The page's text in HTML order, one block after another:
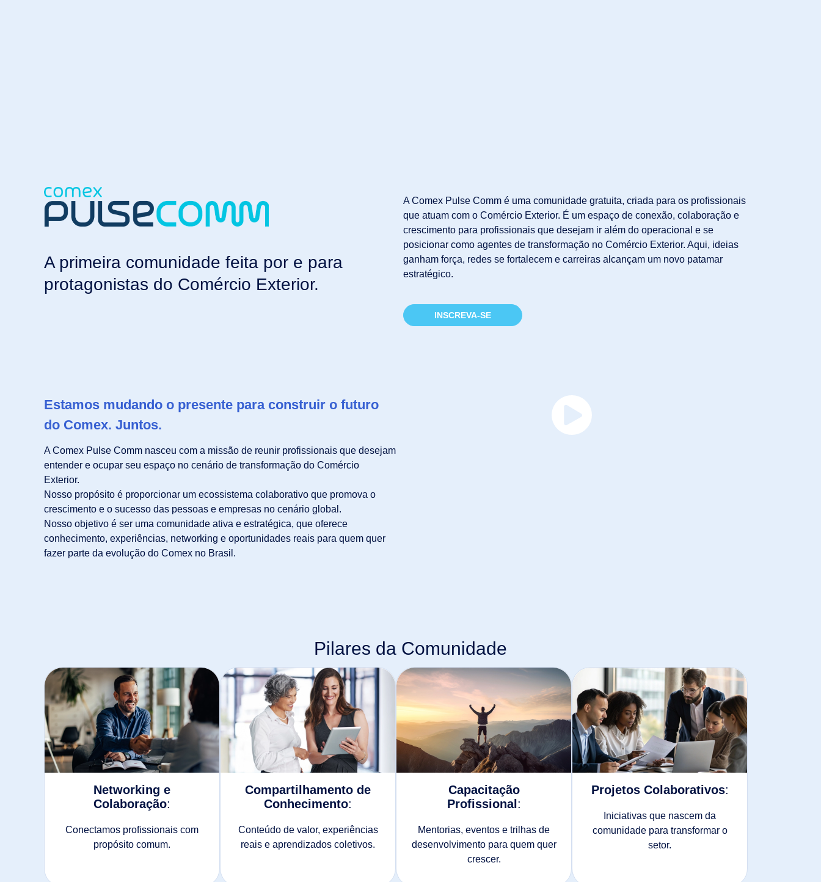
A primeira comunidade feita por e para
protagonistas do Comércio Exterior.
A Comex Pulse Comm é uma comunidade gratuita, criada para os profissionais
que atuam com o Comércio Exterior. É um espaço de conexão, colaboração e
crescimento para profissionais que desejam ir além do operacional e se
posicionar como agentes de transformação no Comércio Exterior. Aqui, ideias
ganham força, redes se fortalecem e carreiras alcançam um novo patamar
estratégico.
INSCREVA-SE
Estamos mudando o presente para construir o futuro
do Comex. Juntos.
A Comex Pulse Comm nasceu com a missão de reunir profissionais que desejam
entender e ocupar seu espaço no cenário de transformação do Comércio
Exterior.
Nosso propósito é proporcionar um ecossistema colaborativo que promova o
crescimento e o sucesso das pessoas e empresas no cenário global.
Nosso objetivo é ser uma comunidade ativa e estratégica, que oferece
conhecimento, experiências, networking e oportunidades reais para quem quer
fazer parte da evolução do Comex no Brasil.
Pilares da Comunidade
Networking e
Colaboração:
Conectamos profissionais com
propósito comum.
Compartilhamento de
Conhecimento:
Conteúdo de valor, experiências
reais e aprendizados coletivos.
Capacitação
Profissional :
Mentorias, eventos e trilhas de
desenvolvimento para quem quer
crescer.
Projetos Colaborativos:
Iniciativas que nascem da
comunidade para transformar o
setor.